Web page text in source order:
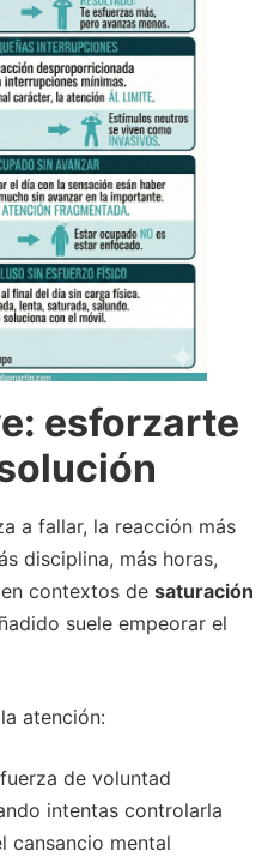
esforzarte
a fallar, la reacción más
disciplina, más horas,
contextos de saturación
suele empeorar el
atención:
de voluntad
intentas controlarla
cansancio mental